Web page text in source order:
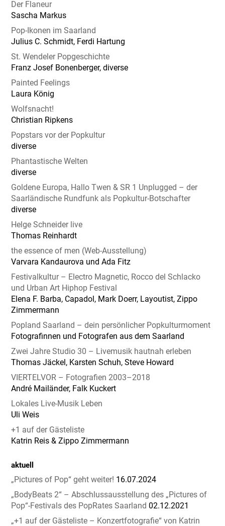
Der Flaneur
Sascha Markus
Pop-Ikonen im Saarland
Julius C. Schmidt, Ferdi Hartung
St. Wendeler Popgeschichte
Franz Josef Bonenberger, diverse
Painted Feelings
Laura König
Wolfsnacht!
Christian Ripkens
Popstars vor der Popkultur
diverse
Phantastische Welten
diverse
Goldene Europa, Hallo Twen & SR 1 Unplugged – der
Saarländische Rundfunk als Popkultur-Botschafter
diverse
Helge Schneider live
Thomas Reinhardt
the essence of men (Web-Ausstellung)
Varvara Kandaurova und Ada Fitz
Festivalkultur – Electro Magnetic, Rocco del Schlacko
und Urban Art Hiphop Festival
Elena F. Barba, Capadol, Mark Doerr, Layoutist, Zippo
Zimmermann
Popland Saarland – dein persönlicher Popkulturmoment
Fotografinnen und Fotografen aus dem Saarland
Zwei Jahre Studio 30 – Livemusik hautnah erleben
Thomas Jäckel, Karsten Schuh, Steve Howard
VIERTELVOR – Fotografien 2003–2018
André Mailänder, Falk Kuckert
Lokales Live-Musik Leben
Uli Weis
+1 auf der Gästeliste
Katrin Reis & Zippo Zimmermann
aktuell
„Pictures of Pop“ geht weiter! 16.07.2024
„BodyBeats 2“ – Abschlussausstellung des „Pictures of
Pop“-Festivals des PopRates Saarland 02.12.2021
„+1 auf der Gästeliste – Konzertfotografie“ von Katrin